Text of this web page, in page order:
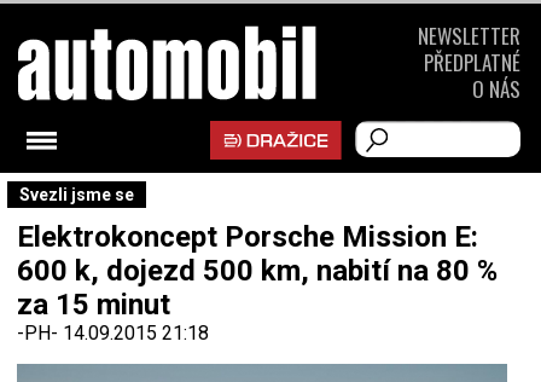
Svezli jsme se
Elektrokoncept Porsche Mission E:
600 k, dojezd 500 km, nabití na 80 %
za 15 minut
-PH- 14.09.2015 21:18
NEWSLETTER
PŘEDPLATNÉ
O NÁS